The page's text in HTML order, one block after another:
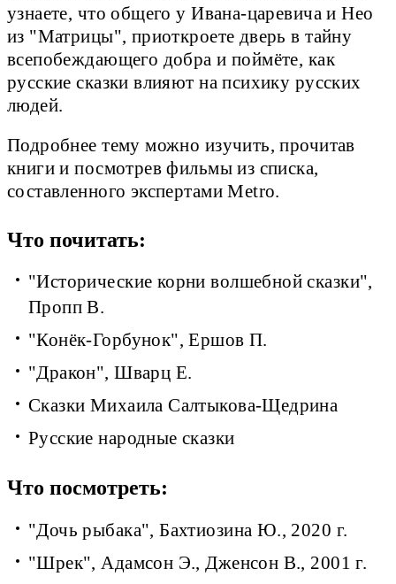
узнаете, что общего у Ивана-царевича и Нео
из "Матрицы", приоткроете дверь в тайну
всепобеждающего добра и поймёте, как
русские сказки влияют на психику русских
людей.
Подробнее тему можно изучить, прочитав
книги и посмотрев фильмы из списка,
составленного экспертами Metro.
Что почитать:
"Исторические корни волшебной сказки",
Пропп В.
"Конёк-Горбунок", Ершов П.
"Дракон", Шварц Е.
Сказки Михаила Салтыкова-Щедрина
Русские народные сказки
Что посмотреть:
"Дочь рыбака", Бахтиозина Ю., 2020 г.
"Шрек", Адамсон Э., Дженсон В., 2001 г.